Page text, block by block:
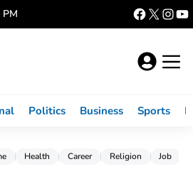
Politics Business Sports
Health Career Religion Job